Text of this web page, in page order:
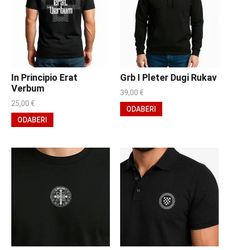
In Principio Erat
Verbum
25,00€
ODABERI
Grb I Pleter Dugi Rukav
39,00 €
ODABERI